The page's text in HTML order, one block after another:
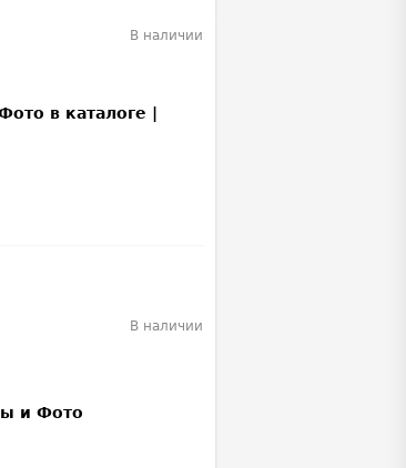
В наличии
В наличии